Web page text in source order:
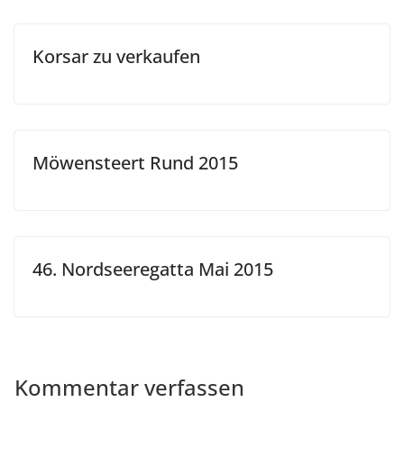
Korsar zu verkaufen
Möwensteert Rund 2015
46. Nordseeregatta Mai 2015
Kommentar verfassen